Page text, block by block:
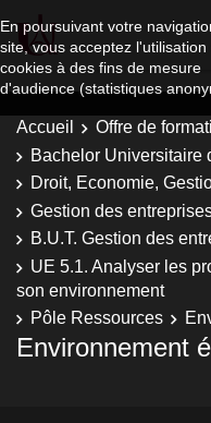
En poursuivant votre
site, vous acceptez l'utilisation
cookies à des fins de mesure
d'audience (statistiques
Accueil
Offre de
Bachelor Universitaire
Droit, Economie,
Gestion des
B.U.T. Gestion des
UE 5.1. Analyser les
son environnement
Pôle Ressources
Environnement